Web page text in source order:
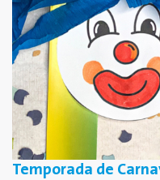
Temporada de